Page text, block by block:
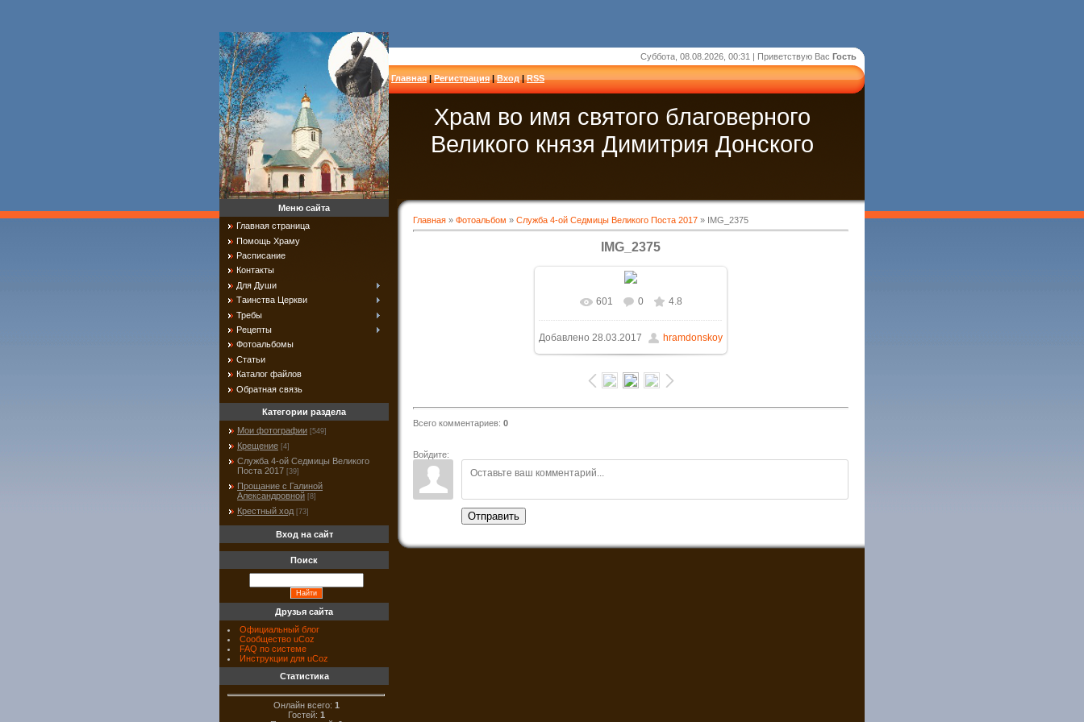
Суббота, 08.08.2026, 00:31 | Приветствую Вас Гость
Главная|Регистрация|Вход|RSS
Храм во имя святого благоверного
Великого князя Димитрия Донского
Главная » Фотоальбом » Служба 4-ой Седмицы Великого Поста 2017 » IMG_2375
IMG_2375
В реальном размере 520x390
69.4Kb
601 0 4.8
Добавлено 28.03.2017 hramdonskoy
Всего комментариев: 0
Войдите:
Отправить
Меню сайта
Главная страница
Помощь Храму
Расписание
Контакты
Для Души
Таинства Церкви
Требы
Рецепты
Фотоальбомы
Статьи
Каталог файлов
Обратная связь
Категории раздела
Мои фотографии [549]
Крещение [4]
Служба 4-ой Седмицы Великого
Поста 2017 [39]
Прощание с Галиной
Александровной [8]
Крестный ход [73]
Вход на сайт
Поиск
Друзья сайта
Официальный блог
Сообщество uCoz
FAQ по системе
Инструкции для uCoz
Статистика
Онлайн всего: 1
Гостей: 1